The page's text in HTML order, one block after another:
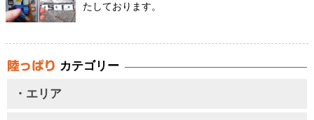
たしております。
カテゴリー
・エリア